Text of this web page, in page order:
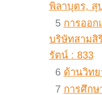
พิลาบุตร, สุ
5 การออ
บริษัทสามสิ
รัตน์ : 833
6 ด้านวิท
7 การศึก